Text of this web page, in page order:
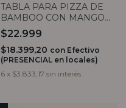
TABLA PARA PIZZA DE
BAMBOO CON MANGO
38CM
$22.999
$18.399,20 con Efectivo
(PRESENCIAL en locales)
6 x $3.833,17 sin interés